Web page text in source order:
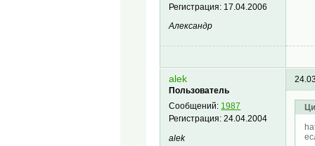
Регистрация: 17.04.2006
Александр
alek
Пользователь
Сообщений: 1987
Регистрация:24.04.2004
alek